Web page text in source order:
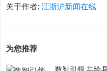
关于作者:江浙沪新闻在线
为您推荐
数智引领 共绘